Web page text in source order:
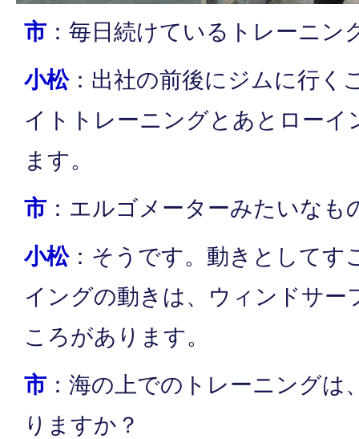
市 ：毎日続けているトレーニン
小松：出社の前後にジムに行く
イトトレーニングとあとローイ
ます。
市 ：エルゴメーターみたいなも
小松：そうです。動きとしてす
イングの動きは、ウィンドサー
ころがあります。
市 ：海の上でのトレーニング
りますか？